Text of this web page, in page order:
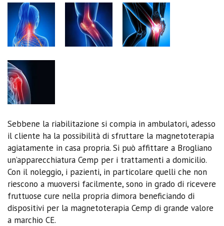
Sebbene la riabilitazione si compia in ambulatori, adesso
il cliente ha la possibilità di sfruttare la magnetoterapia
agiatamente in casa propria. Si può affittare a Brogliano
un’apparecchiatura Cemp per i trattamenti a domicilio.
Con il noleggio, i pazienti, in particolare quelli che non
riescono a muoversi facilmente, sono in grado di ricevere
fruttuose cure nella propria dimora beneficiando di
dispositivi per la magnetoterapia Cemp di grande valore
a marchio CE.